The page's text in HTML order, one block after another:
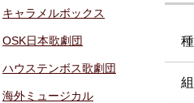
組
キャラメルボックス
OSK日本歌劇団
ハウステンボス歌劇団
海外ミュージカル